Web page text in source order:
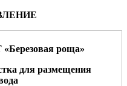
роща»
для размещения